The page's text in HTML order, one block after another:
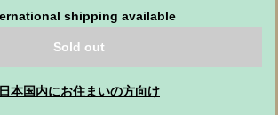
shipping available
Sold out
日本国内にお住まいの方向け